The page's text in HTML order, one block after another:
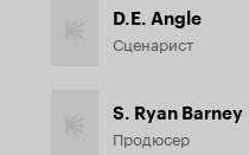
D.E. Angle
Сценарист
S. Ryan Barney
Продюсер